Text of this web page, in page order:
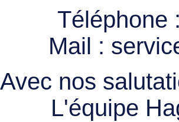
Téléphone
Mail :
Avec nos
L'équipe